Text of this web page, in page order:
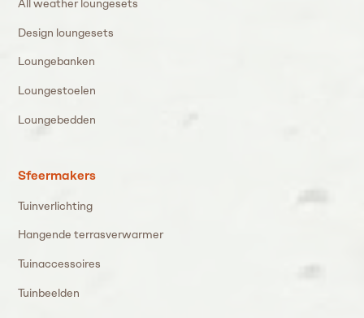
All weather loungesets
Design loungesets
Loungebanken
Loungestoelen
Loungebedden
Sfeermakers
Tuinverlichting
Hangende terrasverwarmer
Tuinaccessoires
Tuinbeelden